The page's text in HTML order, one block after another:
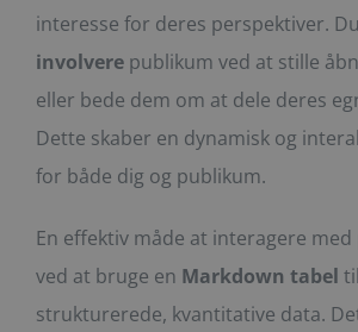
interesse for deres perspektiver.
involverepublikum ved at stille
eller bede dem om at dele deres
Dette skaber en dynamisk og
for både dig og publikum.
En effektiv måde at interagere
ved at bruge en Markdown tabel
strukturerede, kvantitative data.